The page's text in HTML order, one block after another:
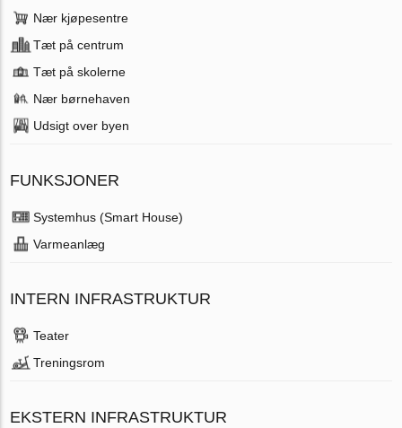
Nær kjøpesentre
Tæt på centrum
Tæt på skolerne
Nær børnehaven
Udsigt over byen
FUNKSJONER
Systemhus (Smart House)
Varmeanlæg
INTERN INFRASTRUKTUR
Teater
Treningsrom
EKSTERN INFRASTRUKTUR